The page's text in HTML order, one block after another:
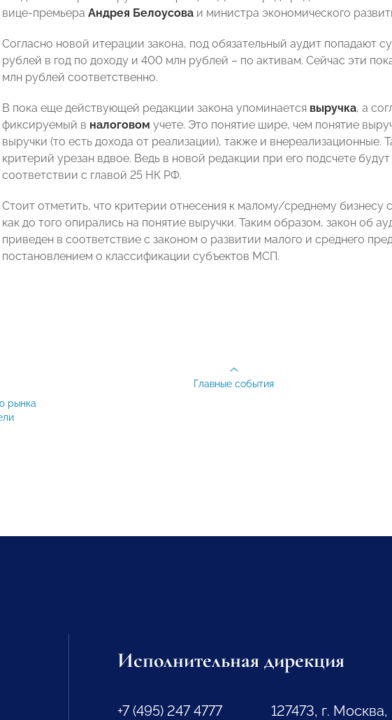
вице-премьера Андрея Белоусова и министра экономического
Согласно новой итерации закона, под обязательный аудит попадают
рублей в год по доходу и 400 млн рублей – по активам. Сейчас эти
млн рублей соответственно.
В пока еще действующей редакции закона упоминается выручка, а
фиксируемый в налоговом учете. Это понятие шире, чем понятие
выручки (то есть дохода от реализации), также и внереализационные.
критерий урезан вдвое. Ведь в новой редакции при его подсчете
соответствии с главой 25 НК РФ.
Стоит отметить, что критерии отнесения к малому/среднему бизнесу
как до того опирались на понятие выручки. Таким образом, закон об
приведен в соответствие с законом о развитии малого и среднего
постановлением о классификации субъектов МСП.
рынка
Главные события
Исполнительная дирекция
+7 (495) 247 4777
127473, г.